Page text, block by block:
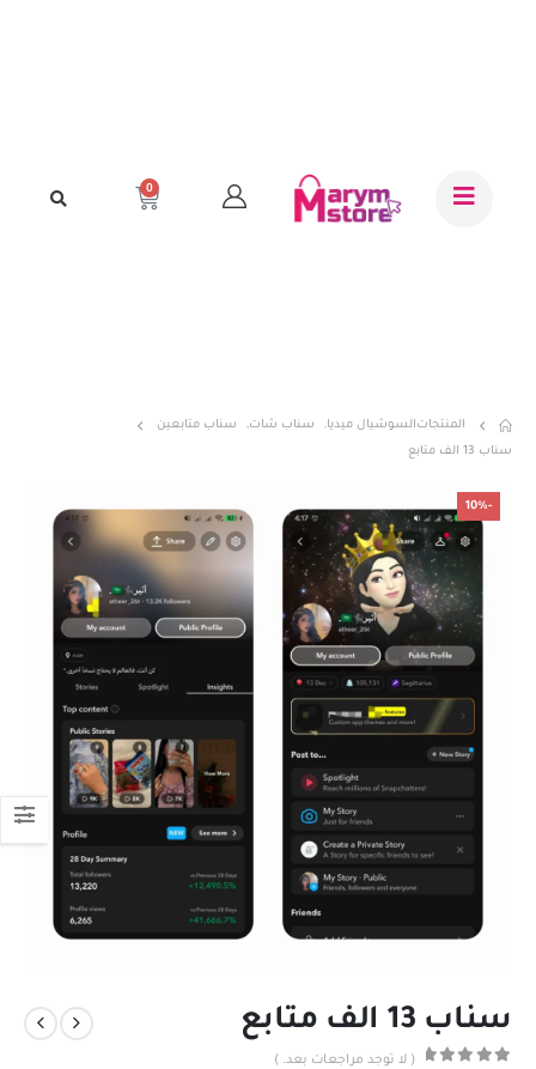
0
المنتجاتالسوشيال ميديا, سناب شات,
سناب متابعين
سناب 13 الف متابع
-10%
سناب 13 الف متابع
( لا توجد مراجعات بعد. )